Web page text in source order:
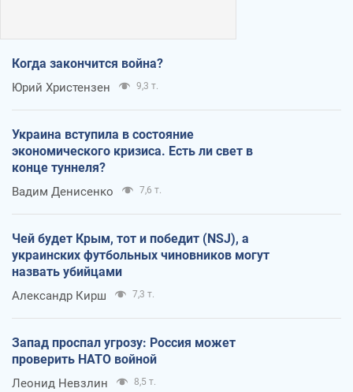
Когда закончится война?
Юрий Христензен 9,3 т.
Украина вступила в состояние
экономического кризиса. Есть ли свет в
конце туннеля?
Вадим Денисенко 7,6 т.
Чей будет Крым, тот и победит (NSJ), а
украинских футбольных чиновников могут
назвать убийцами
Александр Кирш 7,3 т.
Запад проспал угрозу: Россия может
проверить НАТО войной
Леонид Невзлин 8,5 т.